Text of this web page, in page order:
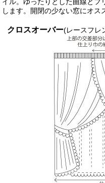
します。開閉の少ない窓にオス
クロスオーバー(レースフレ